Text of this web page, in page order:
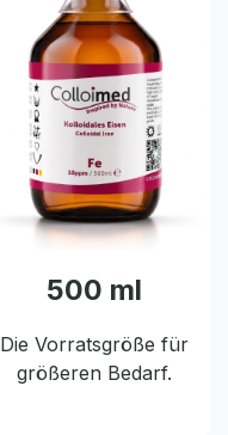
500 ml
Die Vorratsgröße für
größeren Bedarf.